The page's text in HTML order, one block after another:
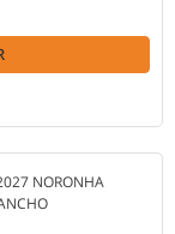
NORONHA